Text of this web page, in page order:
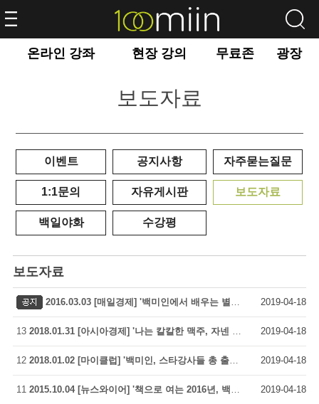
온라인 강좌 현장 강의 무료존 광장
보도자료
이벤트 공지사항 자주묻는질문
1:1문의 자유게시판 보도자료
백일야화 수강평
보도자료
2016.03.03 [매일경제] '백미인에서 배우는 별의별 상식' 2019-04-18
13 2018.01.31 [아시아경제] '나는 칼칼한 맥주, 자넨 따뜻한 커피...우리 둘 공통점은 "써야 한다"' 2019-04-18
12 2018.01.02 [마이클럽] '백미인, 스타강사들 총 출동한 오디오 강의 '글쓰기바이블' 론칭' 2019-04-18
11 2015.10.04 [뉴스와이어] '책으로 여는 2016년, 백일야화 곧 개최' 2019-04-18